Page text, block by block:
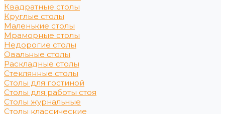
Квадратные столы
Круглые столы
Маленькие столы
Мраморные столы
Недорогие столы
Овальные столы
Раскладные столы
Стеклянные столы
Столы для гостиной
Столы для работы стоя
Столы журнальные
Столы классические